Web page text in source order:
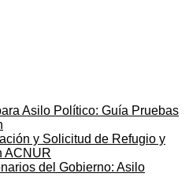
Asilo Político: Guía Pruebas
y Solicitud de Refugio y
ACNUR
del Gobierno: Asilo